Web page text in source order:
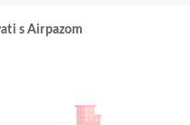
s Airpazom